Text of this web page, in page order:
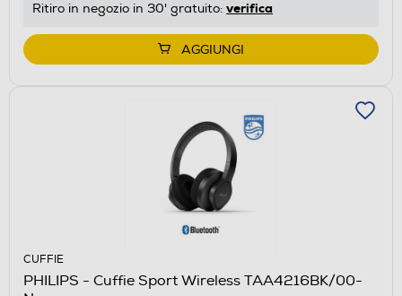
Ritiro in negozio in 30' gratuito: verifica
AGGIUNGI
CUFFIE
PHILIPS - Cuffie Sport Wireless TAA4216BK/00-